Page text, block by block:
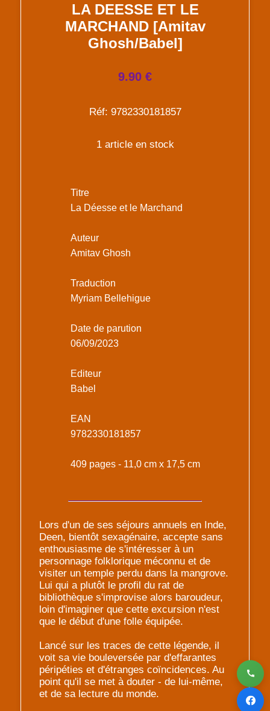
LA DEESSE ET LE
MARCHAND [Amitav
Ghosh/Babel]
9.90 €
Réf: 9782330181857
1 article en stock
Titre
La Déesse et le Marchand
Auteur
Amitav Ghosh
Traduction
Myriam Bellehigue
Date de parution
06/09/2023
Editeur
Babel
EAN
9782330181857
409 pages - 11,0 cm x 17,5 cm
Lors d'un de ses séjours annuels en Inde,
Deen, bientôt sexagénaire, accepte sans
enthousiasme de s'intéresser à un
personnage folklorique méconnu et de
visiter un temple perdu dans la mangrove.
Lui qui a plutôt le profil du rat de
bibliothèque s'improvise alors baroudeur,
loin d'imaginer que cette excursion n'est
que le début d'une folle équipée.
Lancé sur les traces de cette légende, il
voit sa vie bouleversée par d'effarantes
péripéties et d'étranges coïncidences. Au
point qu'il se met à douter - de lui-même,
et de sa lecture du monde.